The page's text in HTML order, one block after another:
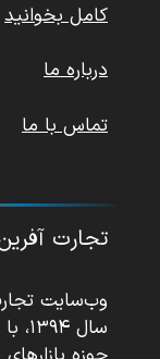
کامل بخوانید
درباره ما
تماس با ما
تجارت
وب‌سایت